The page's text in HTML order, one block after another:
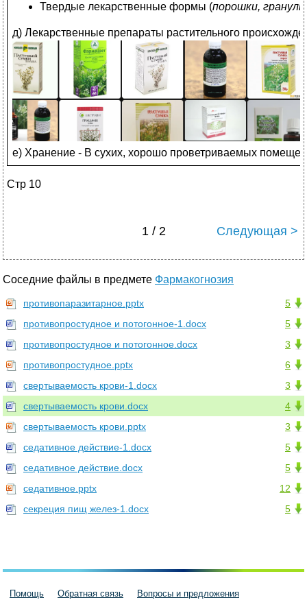
Твердые лекарственные формы (порошки,
д) Лекарственные препараты растительного
е) Хранение - В сухих, хорошо проветриваемых
Стр 10
1 / 2 Следующая >
Соседние файлы в предмете Фармакогнозия
5
противопаразитарное.pptx
5
противопростудное и потогонное-1.docx
3
противопростудное и потогонное.docx
6
противопростудное.pptx
3
свертываемость крови-1.docx
4
свертываемость крови.docx
3
свертываемость крови.pptx
5
седативное действие-1.docx
5
седативное действие.docx
12
седативное.pptx
5
секреция пищ желез-1.docx
Помощь Обратная связь Вопросы и предложения